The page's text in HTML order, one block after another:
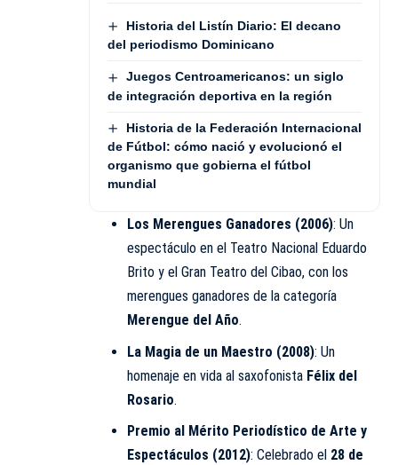
Historia del Listín Diario: El decano
del periodismo Dominicano
Juegos Centroamericanos: un siglo
de integración deportiva en la región
Historia de la Federación Internacional
de Fútbol: cómo nació y evolucionó el
organismo que gobierna el fútbol
mundial
Los Merengues Ganadores (2006): Un
espectáculo en el Teatro Nacional Eduardo
Brito y el Gran Teatro del Cibao, con los
merengues ganadores de la categoría
Merengue del Año.
La Magia de un Maestro (2008): Un
homenaje en vida al saxofonista Félix del
Rosario.
Premio al Mérito Periodístico de Arte y
Espectáculos (2012): Celebrado el 28 de